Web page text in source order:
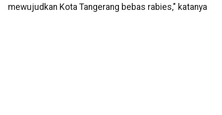
mewujudkan Kota Tangerang bebas rabies," katanya